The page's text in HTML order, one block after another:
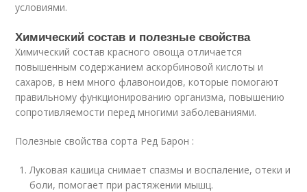
условиями.
Химический состав и полезные свойства
Химический состав красного овоща отличается
повышенным содержанием аскорбиновой кислоты и
сахаров, в нем много флавоноидов, которые помогают
правильному функционированию организма, повышению
сопротивляемости перед многими заболеваниями.
Полезные свойства сорта Ред Барон :
Луковая кашица снимает спазмы и воспаление, отеки и
боли, помогает при растяжении мышц.